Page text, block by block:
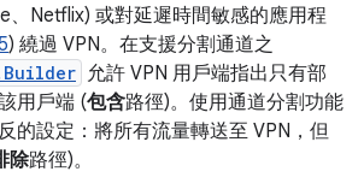
、Netflix) 或對延遲時間敏感的應用程
) 繞過 VPN。在支援分割通道之
允許 VPN 用戶端指出只有部
用戶端 (包含路徑)。使用通道分割功能
的設定：將所有流量轉送至 VPN，但
除路徑)。